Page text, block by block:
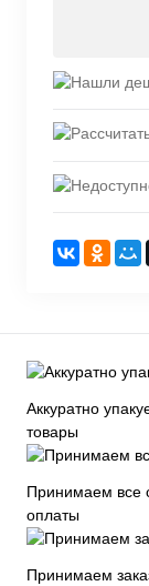
Аккуратно
товары
Принимаем все
оплаты
Принимаем